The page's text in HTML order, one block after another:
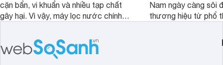
cặn bẩn, vi khuẩn và nhiều tạp chất
gây hại. Vì vậy, máy lọc nước chính
sức khỏe và đảm bảo nguồn nước
sạch cho cả gia đình.
Nam ngày càng sôi
thương hiệu từ phổ
cửa điện tử hãng
sẽ so sánh 5